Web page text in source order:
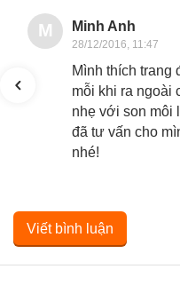
M Minh Anh
28/12/2016, 11:47
Mình thích trang
mỗi khi ra ngoài
nhẹ với son môi
đã tư vấn cho
nhé!
Viết bình luận